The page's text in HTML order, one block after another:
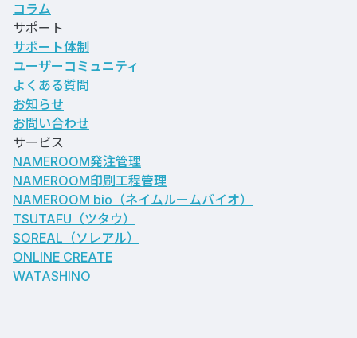
コラム
サポート
サポート体制
ユーザーコミュニティ
よくある質問
お知らせ
お問い合わせ
サービス
NAMEROOM発注管理
NAMEROOM印刷工程管理
NAMEROOM bio （ネイムルームバイオ）
TSUTAFU（ツタウ）
SOREAL（ソレアル）
ONLINE CREATE
WATASHINO